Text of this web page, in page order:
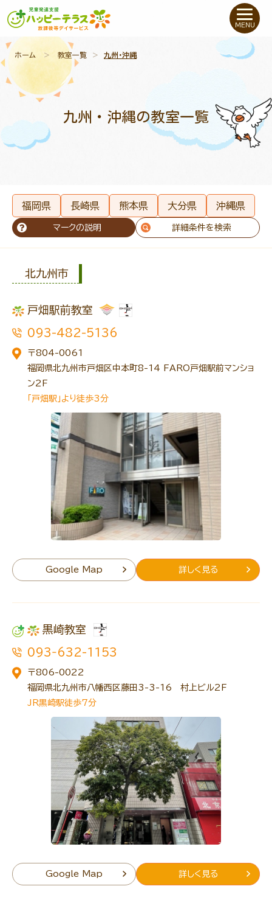
私たちについて
未就学のお子さま （０〜６才）
小学生〜高校生の
支援事例
教室一覧
ご利用について
トレキング
MENU
ホーム ＞ 教室一覧 ＞ 九州・沖縄
九州・沖縄の教室一覧
福岡県 長崎県 熊本県 大分県 沖縄県
マークの説明 詳細条件を検索
北九州市
戸畑駅前教室
093-482-5136
〒804-0061
福岡県北九州市戸畑区中本町8-14 FARO戸畑駅前マンショ
ン2F
「戸畑駅」より徒歩3分
Google Map 詳しく見る
黒崎教室
093‐632-1153
〒806-0022
福岡県北九州市八幡西区藤田3-3-16 村上ビル2F
JR黒崎駅徒歩7分
Google Map 詳しく見る